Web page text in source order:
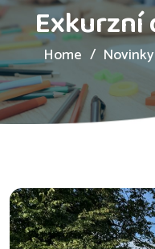
Exkurzní
Home Novinky